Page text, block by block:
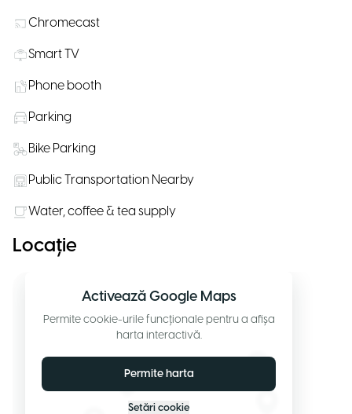
Chromecast
Smart TV
Phone booth
Parking
Bike Parking
Public Transportation Nearby
Water, coffee & tea supply
Locație
Activează Google Maps
Permite cookie-urile funcționale pentru a afișa
harta interactivă.
Permite harta
Setări cookie